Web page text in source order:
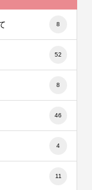
8
52
8
46
4
11